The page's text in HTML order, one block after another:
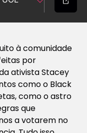
à comunidade
por
ativista Stacey
como o Black
como o astro
que
a votarem no